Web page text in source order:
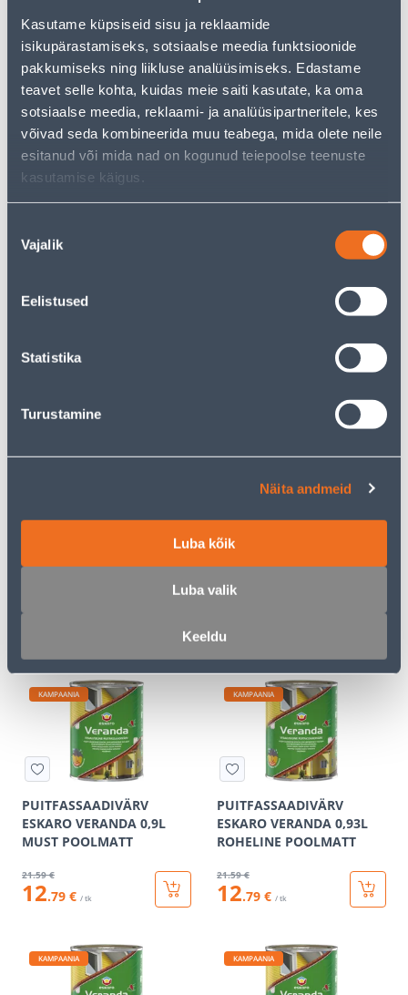
Kasutame küpsiseid sisu ja reklaamide
isikupärastamiseks, sotsiaalse meedia funktsioonide
pakkumiseks ning liikluse analüüsimiseks. Edastame
teavet selle kohta, kuidas meie saiti kasutate, ka oma
sotsiaalse meedia, reklaami- ja analüüsipartneritele, kes
võivad seda kombineerida muu teabega, mida olete neile
esitanud või mida nad on kogunud teiepoolse teenuste
kasutamise käigus.
valik
Vajalik
Eelistused
Statistika
Turustamine
Näita andmeid
Luba kõik
Luba valik
Keeldu
PUITFASSAADIVÄRV
ESKARO VERANDA 9,0L
MUST POOLMATT
55 .90 €
PUITFASSAADIVÄRV
ESKARO VERANDA 2,7L
MUST POOLMATT
22.89 €
PUITFASSAADIVÄRV
55.90 €
PUITFASSAADIVÄRV
ESKARO VERANDA 2,75L
22
PUITFASSAADIVÄRV
12
KAMPAANIA
PUITFASSAADIVÄRV
ESKARO VERANDA 0,9L
MUST POOLMATT
21.59 €
12.79 € / tk
KAMPAANIA
PUITFASSAADIVÄRV
ESKARO VERANDA 0,93L
ROHELINE POOLMATT
21.59 €
12.79 € / tk
KAMPAANIA KAMPAANIA